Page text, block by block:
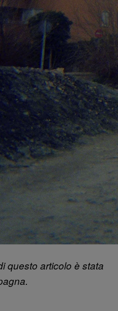
questo articolo è stata